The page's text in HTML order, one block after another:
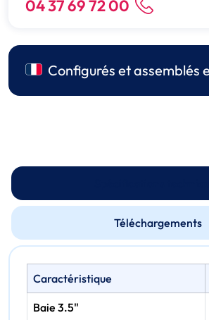
04 37 69 72 00
Configurés et assemblés
Téléchargements
Caractéristique
Baie 3.5"